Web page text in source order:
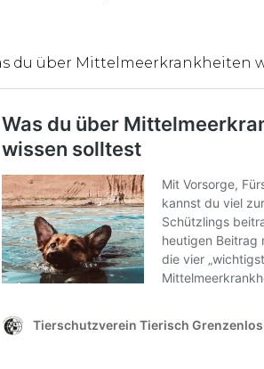
du über Mittelmeerkrankheiten